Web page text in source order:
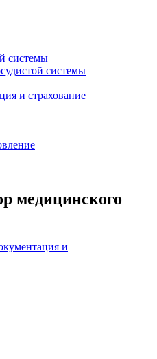
системы
системы
и страхование
медицинского
и